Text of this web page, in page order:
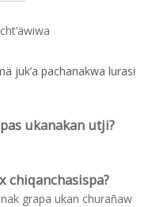
juk’a pachanakwa lurasi
ukanakan utji?
chiqanchasispa?
grapa ukan churañaw